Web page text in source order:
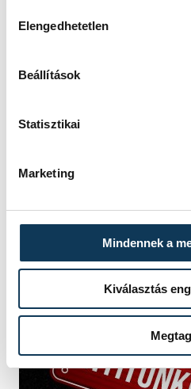
Elengedhetetlen
Beállítások
Statisztikai
Marketing
Mindennek a
Kiválasztás